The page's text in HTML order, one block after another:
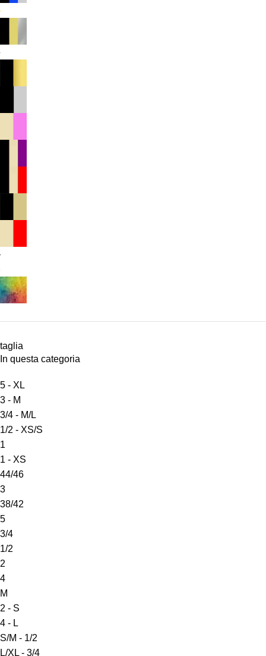
taglia
In questa categoria
5 - XL
3 - M
3/4 - M/L
1/2 - XS/S
1
1 - XS
44/46
3
38/42
5
3/4
1/2
2
4
M
2 - S
4 - L
S/M - 1/2
L/XL - 3/4